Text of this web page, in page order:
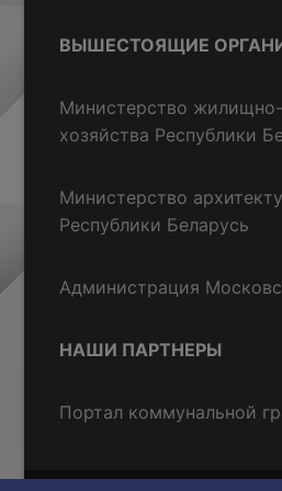
ВЫШЕСТОЯЩИЕ
Министерство
хозяйства Республики
Министерство
Республики Беларусь
Администрация
НАШИ ПАРТНЕРЫ
Портал коммунальной